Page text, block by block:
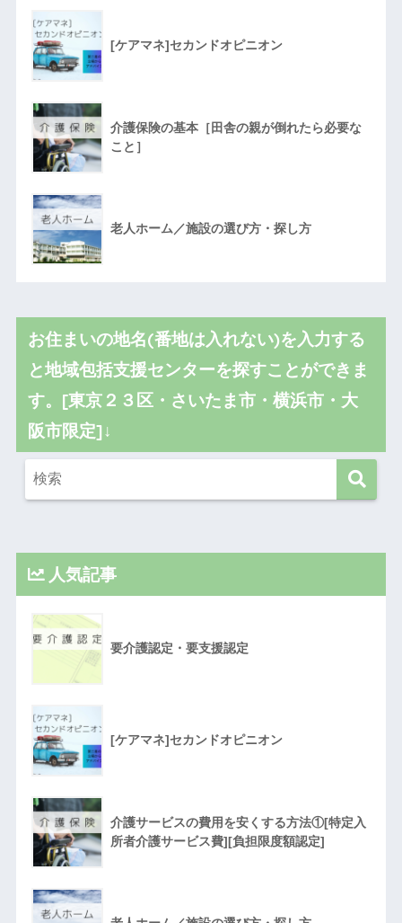
[ケアマネ]セカンドオピニオン
介護保険の基本［田舎の親が倒れたら必要な
こと］
老人ホーム／施設の選び方・探し方
お住まいの地名(番地は入れない)を入力する
と地域包括支援センターを探すことができま
す。[東京２３区・さいたま市・横浜市・大
阪市限定]↓
人気記事
要介護認定・要支援認定
[ケアマネ]セカンドオピニオン
介護サービスの費用を安くする方法①[特定入
所者介護サービス費][負担限度額認定]